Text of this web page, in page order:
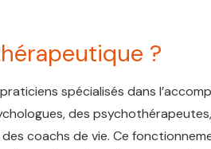
?
spécialisés dans
des
coachs de vie. Ce